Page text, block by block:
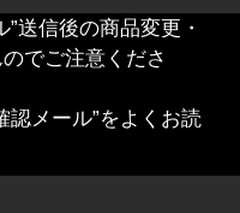
送信後の商品変更・
でご注意くださ
認メール”をよくお読